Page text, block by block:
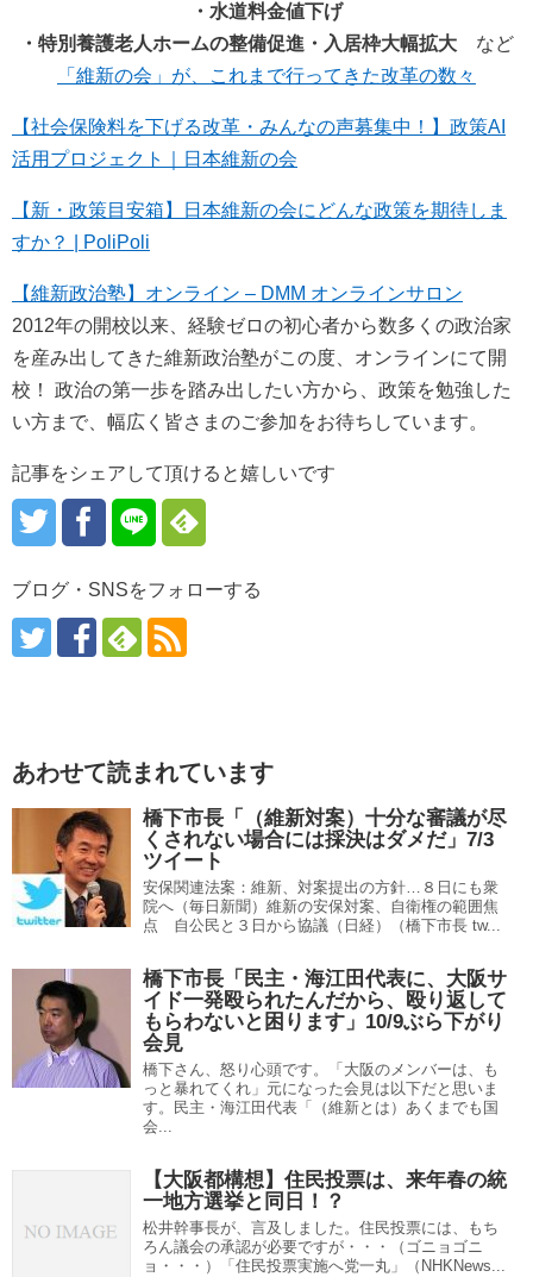
・水道料金値下げ
・特別養護老人ホームの整備促進・入居枠大幅拡大 など
「維新の会」が、これまで行ってきた改革の数々
【社会保険料を下げる改革・みんなの声募集中！】政策AI
活用プロジェクト｜日本維新の会
【新・政策目安箱】日本維新の会にどんな政策を期待しま
すか？ | PoliPoli
【維新政治塾】オンライン – DMM オンラインサロン
2012年の開校以来、経験ゼロの初心者から数多くの政治家
を産み出してきた維新政治塾がこの度、オンラインにて開
校！ 政治の第一歩を踏み出したい方から、政策を勉強した
い方まで、幅広く皆さまのご参加をお待ちしています。
記事をシェアして頂けると嬉しいです
ブログ・SNSをフォローする
あわせて読まれています
橋下市長「（維新対案）十分な審議が尽
くされない場合には採決はダメだ」7/3
ツイート
安保関連法案：維新、対案提出の方針…８日にも衆
院へ（毎日新聞）維新の安保対案、自衛権の範囲焦
点 自公民と３日から協議（日経）（橋下市長 tw...
橋下市長「民主・海江田代表に、大阪サ
イド一発殴られたんだから、殴り返して
もらわないと困ります」10/9ぶら下がり
会見
橋下さん、怒り心頭です。「大阪のメンバーは、も
っと暴れてくれ」元になった会見は以下だと思いま
す。民主・海江田代表「（維新とは）あくまでも国
会...
【大阪都構想】住民投票は、来年春の統
一地方選挙と同日！？
松井幹事長が、言及しました。住民投票には、もち
ろん議会の承認が必要ですが・・・（ゴニョゴニ
ョ・・・）「住民投票実施へ党一丸」（NHKNews...